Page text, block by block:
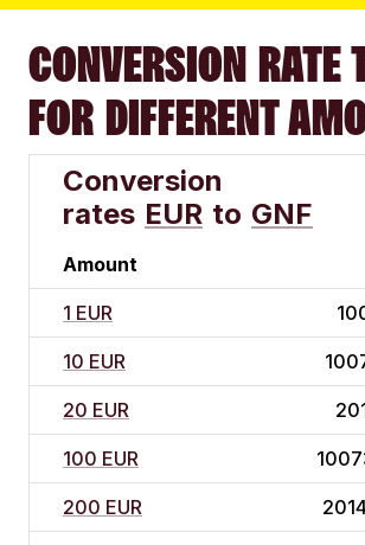
CONVERSION RATE
FOR DIFFERENT
Conversion
rates EUR to GNF
Amount
1 EUR
10 EUR
20 EUR
100 EUR
200 EUR